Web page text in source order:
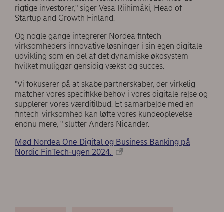
rigtige investorer," siger Vesa Riihimäki, Head of
Startup and Growth Finland.
Og nogle gange integrerer Nordea fintech-
virksomheders innovative løsninger i sin egen digitale
udvikling som en del af det dynamiske økosystem –
hvilket muliggør gensidig vækst og succes.
"Vi fokuserer på at skabe partnerskaber, der virkelig
matcher vores specifikke behov i vores digitale rejse og
supplerer vores værditilbud. Et samarbejde med en
fintech-virksomhed kan løfte vores kundeoplevelse
endnu mere, " slutter Anders Nicander.
Mød Nordea One Digital og Business Banking på
Nordic FinTech-ugen 2024.